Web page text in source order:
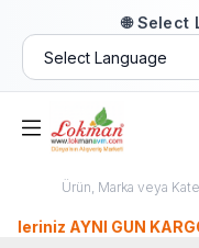
🌐 Select
AYNI GÜN